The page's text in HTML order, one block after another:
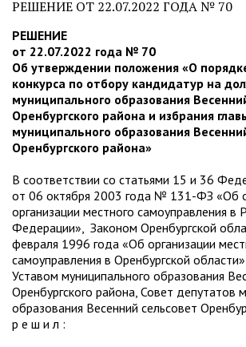
РЕШЕНИЕ ОТ 22.07.2022 ГОДА № 70
РЕШЕНИЕ
от 22.07.2022 года № 70
Об утверждении положения «О
конкурса по отбору кандидатур на
муниципального образования
Оренбургского района и избрания
муниципального образования
Оренбургского района»
В соответствии со статьями 15 и 36
от 06 октября 2003 года № 131-ФЗ «Об
организации местного самоуправления в
Федерации», Законом Оренбургской
февраля 1996 года «Об организации
самоуправления в Оренбургской
Уставом муниципального образования
Оренбургского района, Совет депутатов
образования Весенний сельсовет
р е ш и л :